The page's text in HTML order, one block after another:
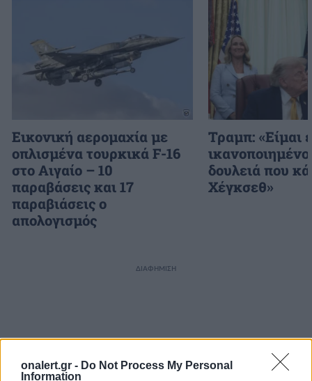
onalert.gr - Do Not Process My Personal
Information
Εικονική αερομαχία με
οπλισμένα τουρκικά F-16
στο Αιγαίο – 10
παραβάσεις και 17
παραβιάσεις ο
απολογισμός
Τραμπ: «Είμαι
δουλειά που
Χέγκσεθ»
ΔΙΑΦΗΜΙΣΗ